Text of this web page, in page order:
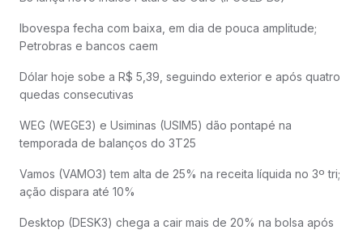
Ibovespa fecha com baixa, em dia de pouca amplitude;
Petrobras e bancos caem
Dólar hoje sobe a R$ 5,39, seguindo exterior e após quatro
quedas consecutivas
WEG (WEGE3) e Usiminas (USIM5) dão pontapé na
temporada de balanços do 3T25
Vamos (VAMO3) tem alta de 25% na receita líquida no 3º tri;
ação dispara até 10%
Desktop (DESK3) chega a cair mais de 20% na bolsa após